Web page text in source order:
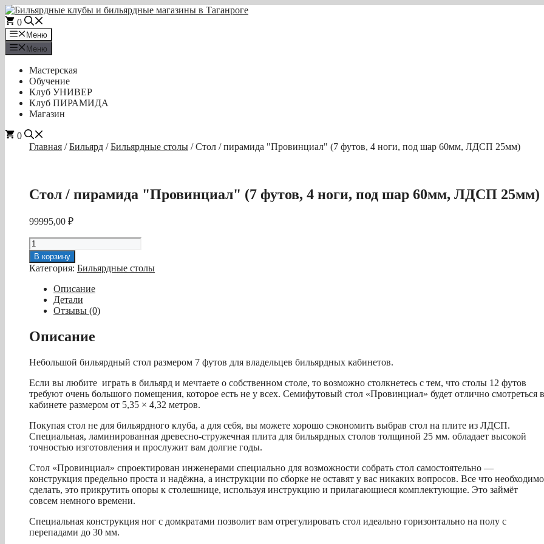
Перейти
к
содержимому
0
Меню
Меню
Мастерская
Обучение
Клуб УНИВЕР
Клуб ПИРАМИДА
Магазин
0
Главная /Бильярд /Бильярдные столы / Стол / пирамида "Провинциал" (7 футов, 4 ноги, под шар 60мм, ЛДСП 25мм)
Стол / пирамида "Провинциал" (7 футов, 4 ноги, под шар 60мм, ЛДСП 25мм)
99995,00 ₽
Количество
товара
Стол
пирамида
"Провинциал"
4
ноги,
шар
ЛДСП
25мм)
В корзину
Категория: Бильярдные столы
Описание
Детали
Отзывы (0)
Описание
Небольшой бильярдный стол размером 7 футов для владельцев бильярдных кабинетов.
Если вы любите играть в бильярд и мечтаете о собственном столе, то возможно столкнетесь с тем, что столы 12 футов
требуют очень большого помещения, которое есть не у всех. Семифутовый стол «Провинциал» будет отлично смотреться в
кабинете размером от 5,35 × 4,32 метров.
Покупая стол не для бильярдного клуба, а для себя, вы можете хорошо сэкономить выбрав стол на плите из ЛДСП.
Специальная, ламинированная древесно-стружечная плита для бильярдных столов толщиной 25 мм. обладает высокой
точностью изготовления и прослужит вам долгие годы.
Стол «Провинциал» спроектирован инженерами специально для возможности собрать стол самостоятельно —
конструкция предельно проста и надёжна, а инструкции по сборке не оставят у вас никаких вопросов. Все что необходимо
сделать, это прикрутить опоры к столешнице, используя инструкцию и прилагающиеся комплектующие. Это займёт
совсем немного времени.
Специальная конструкция ног с домкратами позволит вам отрегулировать стол идеально горизонтально на полу с
перепадами до 30 мм.